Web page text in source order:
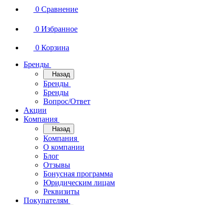
0 Сравнение
0 Избранное
0 Корзина
Бренды
Назад
Бренды
Бренды
Вопрос/Ответ
Акции
Компания
Назад
Компания
О компании
Блог
Отзывы
Бонусная программа
Юридическим лицам
Реквизиты
Покупателям